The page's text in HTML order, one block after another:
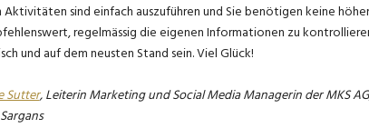
sind einfach auszuführen und Sie benötigen keine
regelmässig die eigenen Informationen zu
und auf dem neusten Stand sein. Viel Glück!
Sutter, Leiterin Marketing und Social Media Managerin der MKS